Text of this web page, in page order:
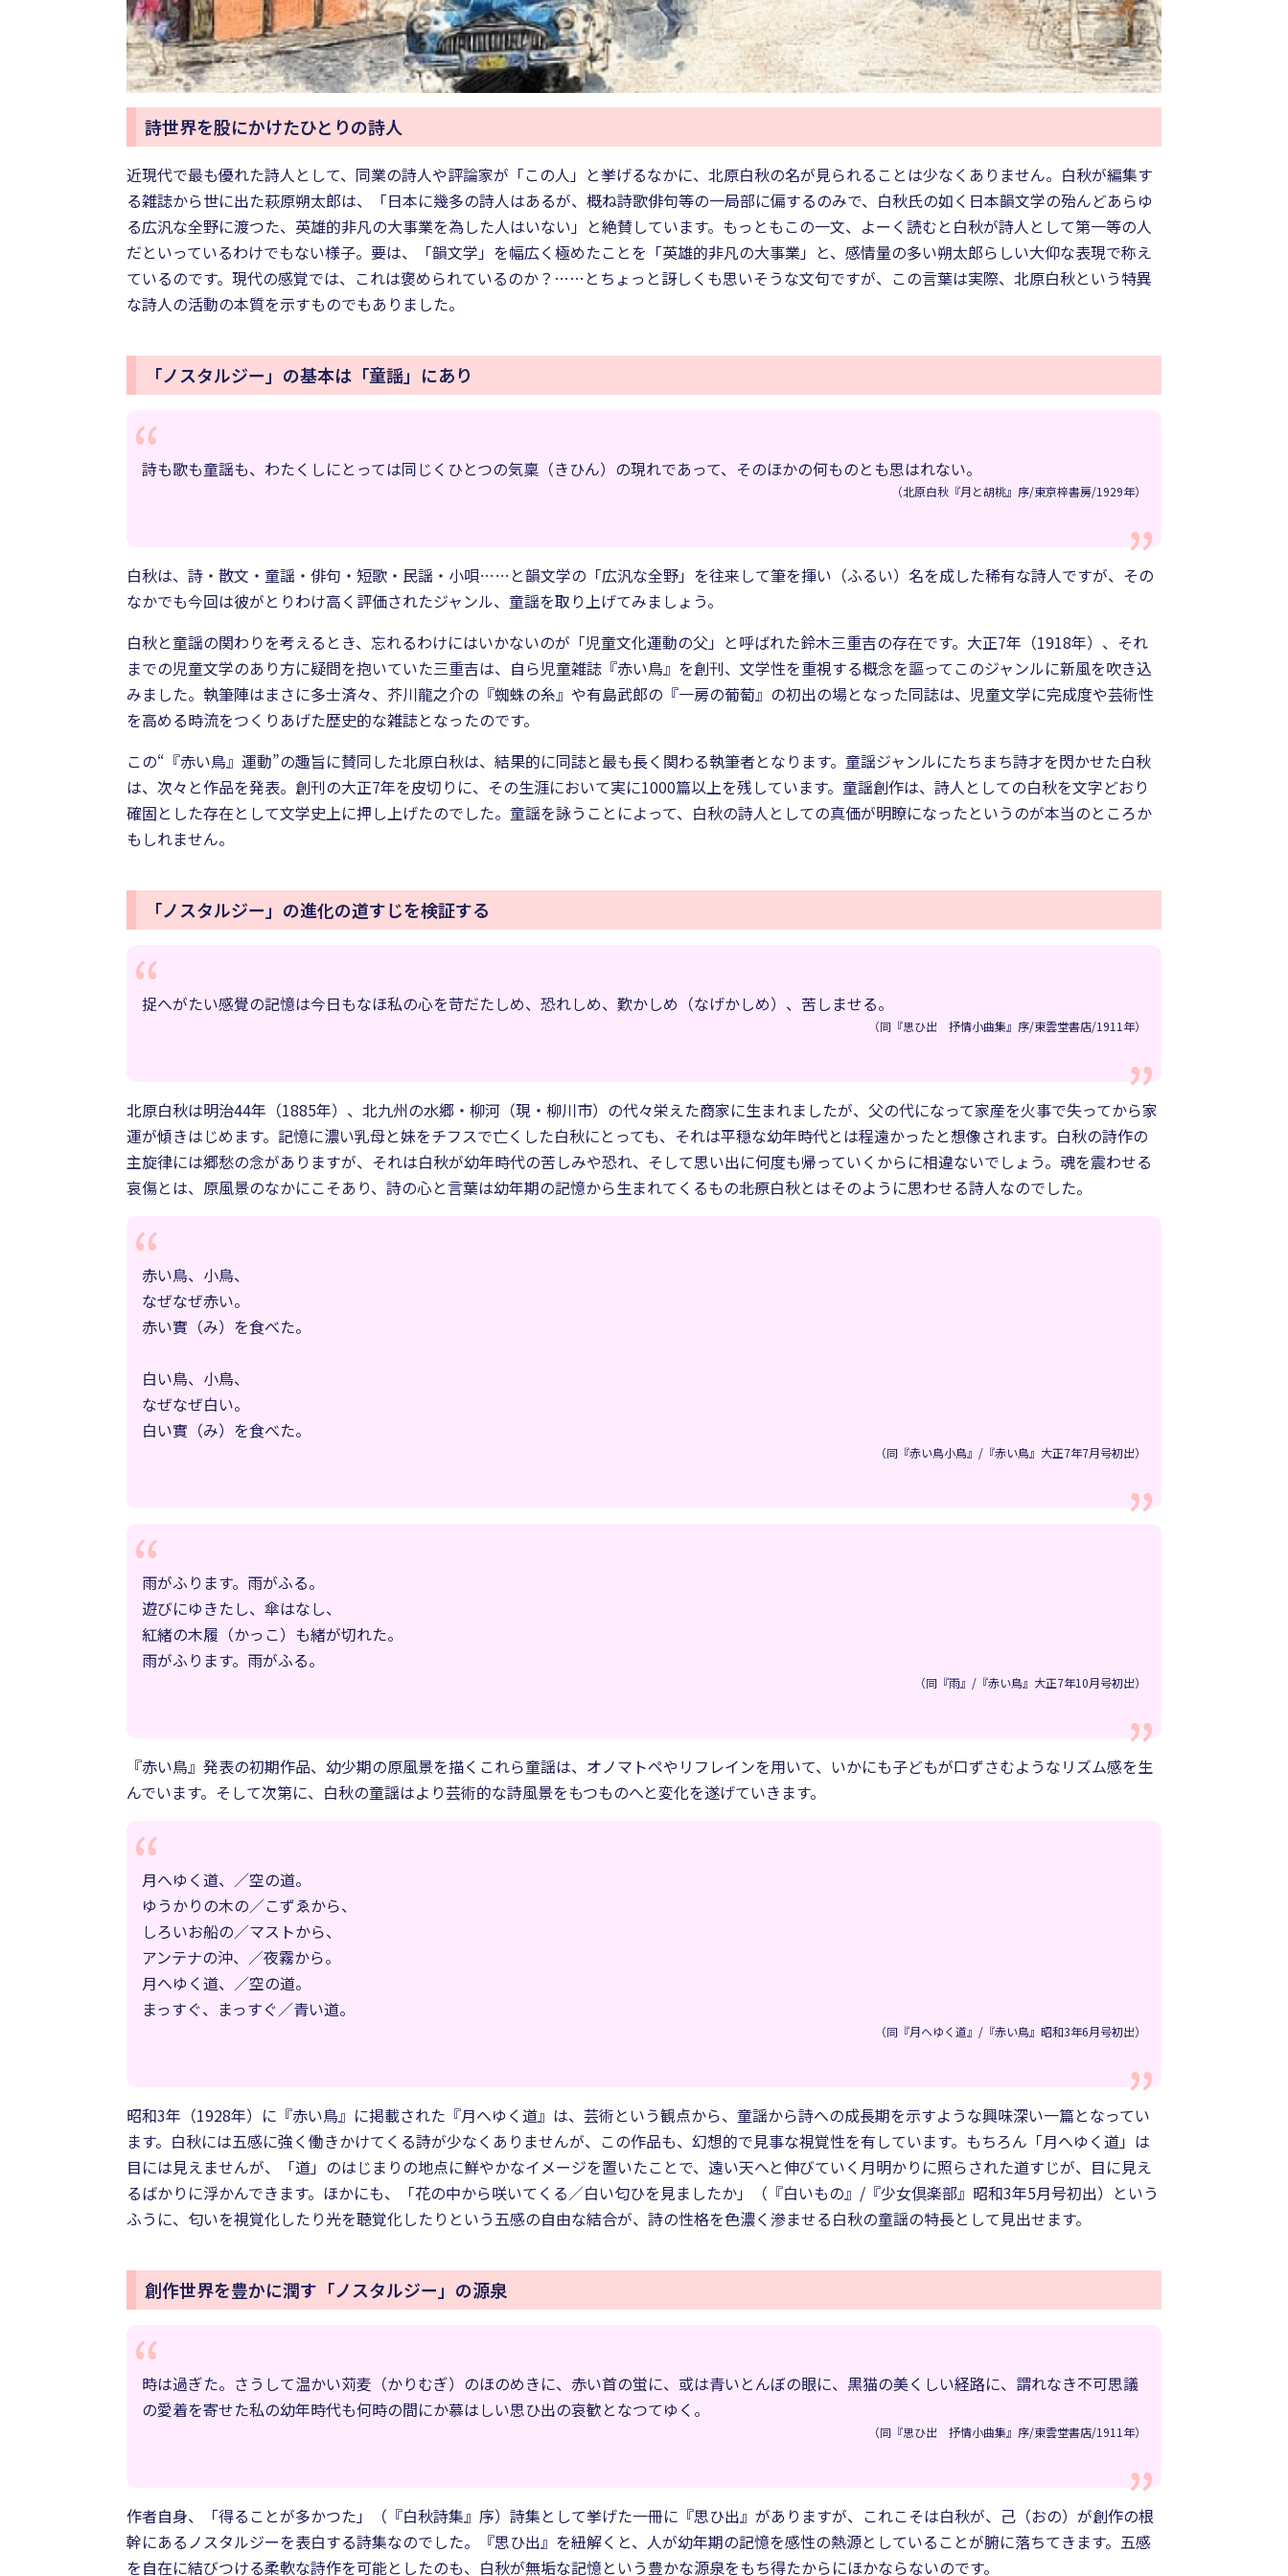
詩世界を股にかけたひとりの詩人
近現代で最も優れた詩人として、同業の詩人や評論家が「この人」と挙げるなかに、北原白秋の名が見られることは少なくありません。白秋が編集す
る雑誌から世に出た萩原朔太郎は、「日本に幾多の詩人はあるが、概ね詩歌俳句等の一局部に偏するのみで、白秋氏の如く日本韻文学の殆んどあらゆ
る広汎な全野に渡つた、英雄的非凡の大事業を為した人はいない」と絶賛しています。もっともこの一文、よーく読むと白秋が詩人として第一等の人
だといっているわけでもない様子。要は、「韻文学」を幅広く極めたことを「英雄的非凡の大事業」と、感情量の多い朔太郎らしい大仰な表現で称え
ているのです。現代の感覚では、これは褒められているのか？……とちょっと訝しくも思いそうな文句ですが、この言葉は実際、北原白秋という特異
な詩人の活動の本質を示すものでもありました。
「ノスタルジー」の基本は「童謡」にあり
詩も歌も童謡も、わたくしにとっては同じくひとつの気稟（きひん）の現れであって、そのほかの何ものとも思はれない。
（北原白秋『月と胡桃』序/東京梓書房/1929年）
白秋は、詩・散文・童謡・俳句・短歌・民謡・小唄……と韻文学の「広汎な全野」を往来して筆を揮い（ふるい）名を成した稀有な詩人ですが、その
なかでも今回は彼がとりわけ高く評価されたジャンル、童謡を取り上げてみましょう。
白秋と童謡の関わりを考えるとき、忘れるわけにはいかないのが「児童文化運動の父」と呼ばれた鈴木三重吉の存在です。大正7年（1918年）、それ
までの児童文学のあり方に疑問を抱いていた三重吉は、自ら児童雑誌『赤い鳥』を創刊、文学性を重視する概念を謳ってこのジャンルに新風を吹き込
みました。執筆陣はまさに多士済々、芥川龍之介の『蜘蛛の糸』や有島武郎の『一房の葡萄』の初出の場となった同誌は、児童文学に完成度や芸術性
を高める時流をつくりあげた歴史的な雑誌となったのです。
この“『赤い鳥』運動”の趣旨に賛同した北原白秋は、結果的に同誌と最も長く関わる執筆者となります。童謡ジャンルにたちまち詩才を閃かせた白秋
は、次々と作品を発表。創刊の大正7年を皮切りに、その生涯において実に1000篇以上を残しています。童謡創作は、詩人としての白秋を文字どおり
確固とした存在として文学史上に押し上げたのでした。童謡を詠うことによって、白秋の詩人としての真価が明瞭になったというのが本当のところか
もしれません。
「ノスタルジー」の進化の道すじを検証する
捉へがたい感覺の記憶は今日もなほ私の心を苛だたしめ、恐れしめ、歎かしめ（なげかしめ）、苦しませる。
（同『思ひ出 抒情小曲集』序/東雲堂書店/1911年）
北原白秋は明治44年（1885年）、北九州の水郷・柳河（現・柳川市）の代々栄えた商家に生まれましたが、父の代になって家産を火事で失ってから家
運が傾きはじめます。記憶に濃い乳母と妹をチフスで亡くした白秋にとっても、それは平穏な幼年時代とは程遠かったと想像されます。白秋の詩作の
主旋律には郷愁の念がありますが、それは白秋が幼年時代の苦しみや恐れ、そして思い出に何度も帰っていくからに相違ないでしょう。魂を震わせる
哀傷とは、原風景のなかにこそあり、詩の心と言葉は幼年期の記憶から生まれてくるもの――北原白秋とはそのように思わせる詩人なのでした。
赤い鳥、小鳥、
なぜなぜ赤い。
赤い實（み）を食べた。
白い鳥、小鳥、
なぜなぜ白い。
白い實（み）を食べた。
（同『赤い鳥小鳥』/『赤い鳥』大正7年7月号初出）
雨がふります。雨がふる。
遊びにゆきたし、傘はなし、
紅緒の木履（かっこ）も緒が切れた。
雨がふります。雨がふる。
（同『雨』/『赤い鳥』大正7年10月号初出）
『赤い鳥』発表の初期作品、幼少期の原風景を描くこれら童謡は、オノマトペやリフレインを用いて、いかにも子どもが口ずさむようなリズム感を生
んでいます。そして次第に、白秋の童謡はより芸術的な詩風景をもつものへと変化を遂げていきます。
月へゆく道、／空の道。
ゆうかりの木の／こずゑから、
しろいお船の／マストから、
アンテナの沖、／夜霧から。
月へゆく道、／空の道。
まっすぐ、まっすぐ／青い道。
（同『月へゆく道』/『赤い鳥』昭和3年6月号初出）
昭和3年（1928年）に『赤い鳥』に掲載された『月へゆく道』は、芸術という観点から、童謡から詩への成長期を示すような興味深い一篇となってい
ます。白秋には五感に強く働きかけてくる詩が少なくありませんが、この作品も、幻想的で見事な視覚性を有しています。もちろん「月へゆく道」は
目には見えませんが、「道」のはじまりの地点に鮮やかなイメージを置いたことで、遠い天へと伸びていく月明かりに照らされた道すじが、目に見え
るばかりに浮かんできます。ほかにも、「花の中から咲いてくる／白い匂ひを見ましたか」（『白いもの』/『少女倶楽部』昭和3年5月号初出）という
ふうに、匂いを視覚化したり光を聴覚化したりという五感の自由な結合が、詩の性格を色濃く滲ませる白秋の童謡の特長として見出せます。
創作世界を豊かに潤す「ノスタルジー」の源泉
時は過ぎた。さうして温かい苅麦（かりむぎ）のほのめきに、赤い首の蛍に、或は青いとんぼの眼に、黒猫の美くしい経路に、謂れなき不可思議
の愛着を寄せた私の幼年時代も何時の間にか慕はしい思ひ出の哀歓となつてゆく。
（同『思ひ出 抒情小曲集』序/東雲堂書店/1911年）
作者自身、「得ることが多かつた」（『白秋詩集』序）詩集として挙げた一冊に『思ひ出』がありますが、これこそは白秋が、己（おの）が創作の根
幹にあるノスタルジーを表白する詩集なのでした。『思ひ出』を紐解くと、人が幼年期の記憶を感性の熱源としていることが腑に落ちてきます。五感
を自在に結びつける柔軟な詩作を可能としたのも、白秋が無垢な記憶という豊かな源泉をもち得たからにほかならないのです。